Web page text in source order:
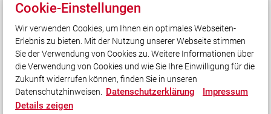
Unser Leitsatz
-sicher ist sicher- 100% Ehrenamt
Social Media
Cookie-Einstellungen
Wir verwenden Cookies, um Ihnen ein optimales Webseiten-
Erlebnis zu bieten. Mit der Nutzung unserer Webseite stimmen
Sie der Verwendung von Cookies zu. Weitere Informationen über
die Verwendung von Cookies und wie Sie Ihre Einwilligung für die
Zukunft widerrufen können, finden Sie in unseren
Datenschutzhinweisen. Datenschutzerklärung
Impressum
Details zeigen